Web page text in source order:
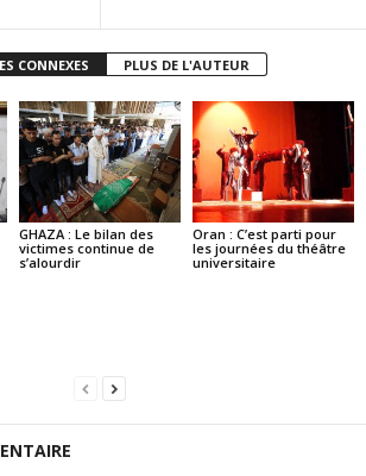
CONNEXES PLUS DE L'AUTEUR
GHAZA : Le bilan des
victimes continue de
s’alourdir
Oran : C’est parti pour
les journées du théâtre
universitaire